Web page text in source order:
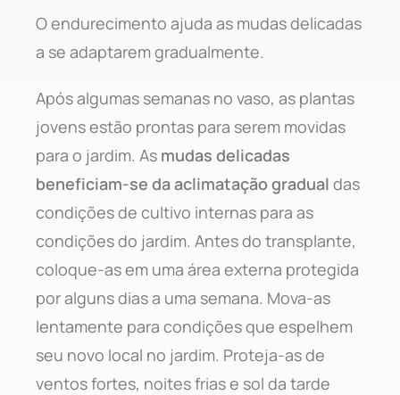
O endurecimento ajuda as mudas delicadas
a se adaptarem gradualmente.
Após algumas semanas no vaso, as plantas
jovens estão prontas para serem movidas
para o jardim. As mudas delicadas
beneficiam-se da aclimatação gradual das
condições de cultivo internas para as
condições do jardim. Antes do transplante,
coloque-as em uma área externa protegida
por alguns dias a uma semana. Mova-as
lentamente para condições que espelhem
seu novo local no jardim. Proteja-as de
ventos fortes, noites frias e sol da tarde